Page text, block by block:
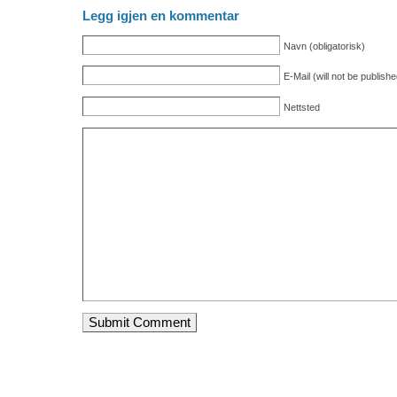
Legg igjen en kommentar
Navn (obligatorisk)
E-Mail (will not be
Nettsted